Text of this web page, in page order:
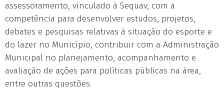
assessoramento, vinculado à Sequav, com a
competência para desenvolver estudos, projetos,
debates e pesquisas relativas à situação do esporte e
do lazer no Município, contribuir com a Administração
Municipal no planejamento, acompanhamento e
avaliação de ações para políticas públicas na área,
entre outras questões.